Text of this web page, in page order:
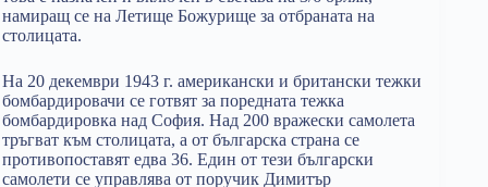
намиращ се на Летище Божурище за отбраната на
столицата.
На 20 декември 1943 г. американски и британски тежки
бомбардировачи се готвят за поредната тежка
бомбардировка над София. Над 200 вражески самолета
тръгват към столицата, а от българска страна се
противопоставят едва 36. Един от тези български
самолети се управлява от поручик Димитър